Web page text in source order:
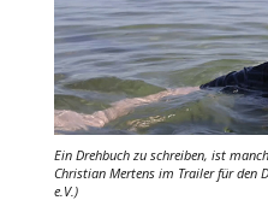
Ein Drehbuch zu schreiben, ist
Christian Mertens im Trailer für den
e.V.)